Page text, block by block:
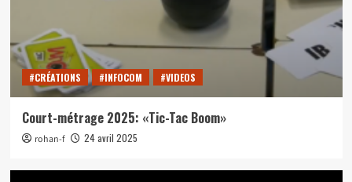
#CRÉATIONS #INFOCOM #VIDEOS
Court-métrage 2025: «Tic-Tac Boom»
rohan-f 24 avril 2025